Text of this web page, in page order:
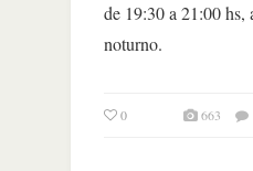
de 19:30 a 21:00 hs,
noturno.
0 663